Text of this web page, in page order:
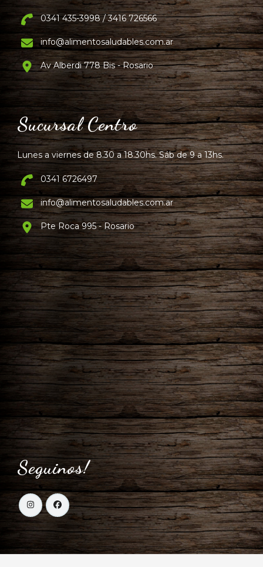
0341 435-3998 / 3416 726566
info@alimentosaludables.com.ar
Av Alberdi 778 Bis - Rosario
Sucursal Centro
Lunes a viernes de 8.30 a 18.30hs. Sáb de 9 a 13hs.
0341 6726497
info@alimentosaludables.com.ar
Pte Roca 995 - Rosario
Seguinos!